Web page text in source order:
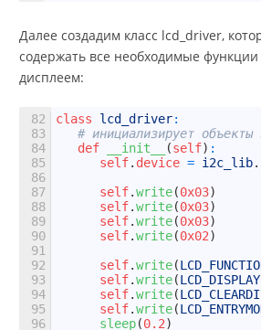
Далее создадим класс lcd_driver,
содержать все необходимые
дисплеем:
82
83
84
85
86
87
88
89
90
91
92
93
94
95
96
class lcd_driver:
# инициализирует
def
__init__ (self) :
self. device = i2c_lib.
self.write(0x03)
self.write(0x03)
self.write(0x03)
self.write(0x02)
self.write(
self.write(
self.write(
self.write(
sleep(0.2)